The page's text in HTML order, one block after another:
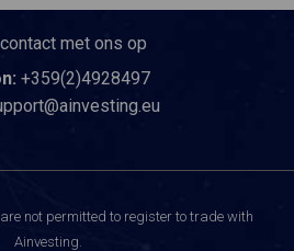
met ons op
+359(2)4928497
not permitted to register to trade with
Ainvesting.